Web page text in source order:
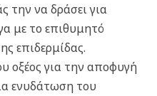
την να δράσει για
με το επιθυμητό
επιδερμίδας.
οξέος για την αποφυγή
ενυδάτωση του